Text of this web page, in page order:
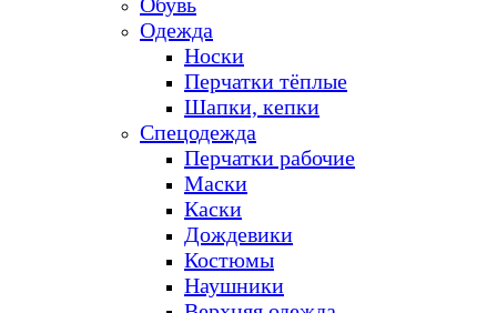
Одежда
Носки
Перчатки тёплые
Шапки, кепки
Спецодежда
Перчатки рабочие
Маски
Каски
Дождевики
Костюмы
Наушники